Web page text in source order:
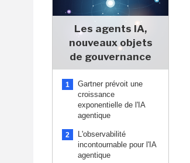
Les agents IA,
nouveaux objets
de gouvernance
1
Gartner prévoit une
croissance
exponentielle de l'IA
agentique
2
L'observabilité
incontournable pour l'IA
agentique